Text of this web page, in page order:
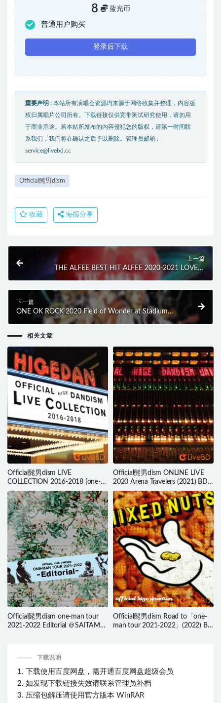
8 蓝光币
普通用户购买
登录后下载
重要声明 : 本站所有演唱会资源均来源于网络收集并整理，内容版
权归属唱片公司所有。下载链接仅供宽带测试研究使用，请勿用
于商业用途。若本站所发布的内容侵犯您的版权，请第一时间联
系我们，我们将在确认之后予以删除。管理员邮箱 :
service@livebd.cc
Official髭男dism
收藏 海报分享
上一篇
THE ALFEE BEST HIT ALFEE 2020-2021 LOVE &
HOPE 秋の夢 冬の夢 (2BD) (2021) BD蓝光原盘 65.1G
下一篇
ONE OK ROCK 2020 Field of Wonder at Stadium
(2021) BD蓝光原盘 28.6G
相关文章
Official髭男dism LIVE
COLLECTION 2016-2018 [one-
man tour 通販限定版] (2019) BD
蓝光原盘 21.8G
Official髭男dism ONLINE LIVE
2020 Arena Travelers (2021) BD
蓝光原盘 43.3G
Official髭男dism one-man tour
2021-2022 Editorial ＠SAITAMA
Official髭男dism Road to「one-
man tour 2021-2022」(2022) BD
下载说明
1. 下载使用百度网盘，需开通百度网盘超级会员
2. 如发现下载链接失效请联系管理员补档
3. 压缩包解压请使用官方版本 WinRAR